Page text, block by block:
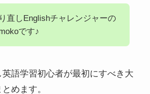
直しEnglishチャレンジャーの
です♪
語学習初心者が最初にすべき大
めます。